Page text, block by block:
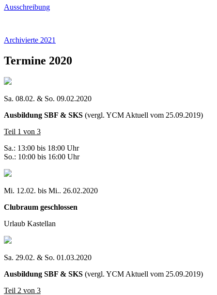
Ausschreibung
Archivierte 2021
Termine 2020
Sa. 08.02. & So. 09.02.2020
Ausbildung SBF & SKS (vergl. YCM Aktuell vom 25.09.2019)
Teil 1 von 3
Sa.: 13:00 bis 18:00 Uhr
So.: 10:00 bis 16:00 Uhr
Mi. 12.02. bis Mi.. 26.02.2020
Clubraum geschlossen
Urlaub Kastellan
Sa. 29.02. & So. 01.03.2020
Ausbildung SBF & SKS (vergl. YCM Aktuell vom 25.09.2019)
Teil 2 von 3